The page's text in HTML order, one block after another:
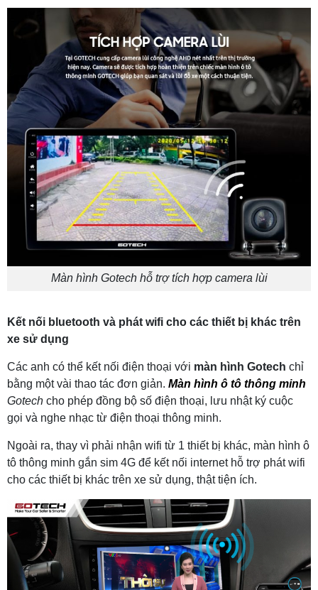
Màn hình Gotech hỗ trợ tích hợp camera lùi
Kết nối bluetooth và phát wifi cho các thiết bị khác trên
xe sử dụng
Các anh có thể kết nối điện thoại với màn hình Gotech chỉ
bằng một vài thao tác đơn giản. Màn hình ô tô thông minh
Gotech cho phép đồng bộ số điện thoại, lưu nhật ký cuộc
gọi và nghe nhạc từ điện thoại thông minh.
Ngoài ra, thay vì phải nhận wifi từ 1 thiết bị khác, màn hình ô
tô thông minh gắn sim 4G để kết nối internet hỗ trợ phát wifi
cho các thiết bị khác trên xe sử dụng, thật tiện ích.